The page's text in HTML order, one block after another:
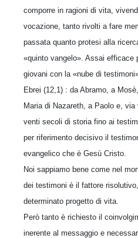
comporre in ragioni di vita,
vocazione, tanto rivolti a fare
passata quanto protesi alla
«quinto vangelo». Assai efficace
giovani con la «nube di
Ebrei (12,1) : da Abramo, a
Maria di Nazareth, a Paolo e,
venti secoli di storia fino ai
per riferimento decisivo il
evangelico che è Gesù Cristo.
Noi sappiamo bene come nel
dei testimoni è il fattore
determinato pro­getto di vita.
Però tanto è richiesto il
inerente al messaggio e